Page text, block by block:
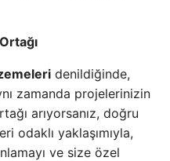
denildiğinde,
zamanda projelerinizin
arıyorsanız, doğru
odaklı yaklaşımıyla,
ve size özel